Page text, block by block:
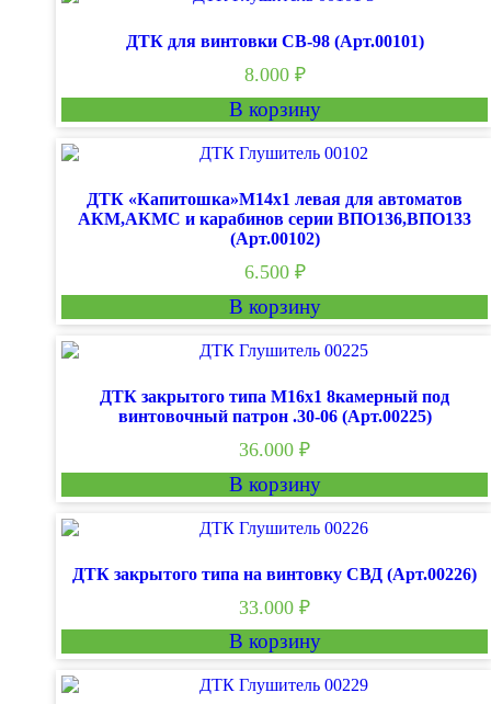
ДТК для винтовки СВ-98 (Арт.00101)
8.000 ₽
В корзину
ДТК «Капитошка»М14х1 левая для автоматов
АКМ,АКМС и карабинов серии ВПО136,ВПО133
(Арт.00102)
6.500 ₽
В корзину
ДТК закрытого типа М16х1 8камерный под
винтовочный патрон .30-06 (Арт.00225)
36.000₽
В корзину
ДТК закрытого типа на винтовку СВД (Арт.00226)
33.000₽
В корзину